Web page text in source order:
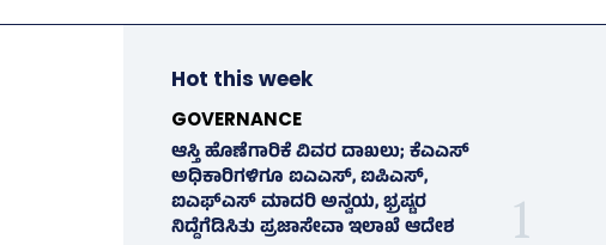
Hot this week
GOVERNANCE
ಆಸ್ತಿ ಹೊಣೆಗಾರಿಕೆ ವಿವರ ದಾಖಲು; ಕೆಎಎಸ್
ಅಧಿಕಾರಿಗಳಿಗೂ ಐಎಎಸ್‌, ಐಪಿಎಸ್‌,
ಐಎಫ್‌ಎಸ್‌ ಮಾದರಿ ಅನ್ವಯ, ಭ್ರಷ್ಟರ
ನಿದ್ದೆಗೆಡಿಸಿತು ಪ್ರಜಾಸೇವಾ ಇಲಾಖೆ ಆದೇಶ